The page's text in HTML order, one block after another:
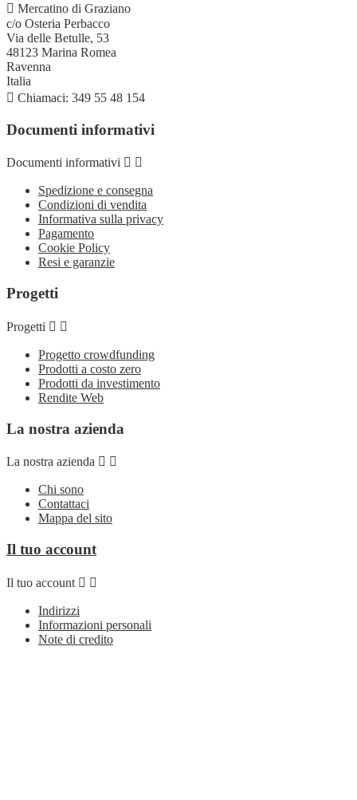
 Mercatino di Graziano
c/o Osteria Perbacco
Via delle Betulle, 53
48123 Marina Romea
Ravenna
Italia
 Chiamaci: 349 55 48 154
Documenti informativi
Documenti informativi  
Spedizione e consegna
Condizioni di vendita
Informativa sulla privacy
Pagamento
Cookie Policy
Resi e garanzie
Progetti
Progetti  
Progetto crowdfunding
Prodotti a costo zero
Prodotti da investimento
Rendite Web
La nostra azienda
La nostra azienda  
Chi sono
Contattaci
Mappa del sito
Il tuo account
Il tuo account  
Indirizzi
Informazioni personali
Note di credito